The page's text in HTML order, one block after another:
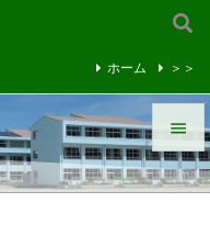


メニュ
ホーム ＞＞